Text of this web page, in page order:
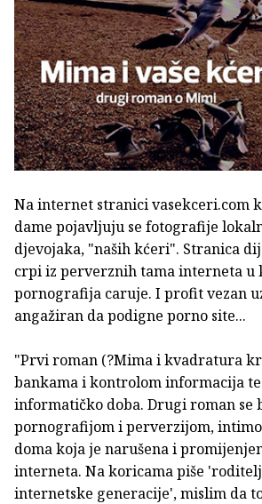
Na internet stranici vasekceri.com
dame pojavljuju se fotografije
djevojaka, "naših kćeri". Stranica
crpi iz perverznih tama interneta u
pornografija caruje. I profit vezan
angažiran da podigne porno site...
"Prvi roman (?Mima i kvadratura
bankama i kontrolom informacija
informatičko doba. Drugi roman se
pornografijom i perverzijom,
doma koja je narušena i
interneta. Na koricama piše
internetske generacije', mislim da